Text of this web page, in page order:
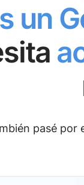
un
pasé por